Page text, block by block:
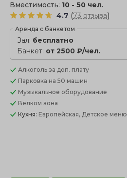
Вместимость: 10 - 50 чел.
4.7 (73 отзыва)
Аренда с банкетом
Зал: бесплатно
Банкет: от 2500 ₽/чел.
Алкоголь за доп. плату
Парковка на 50 машин
Музыкальное оборудование
Велком зона
Кухня: Европейская, Детское меню